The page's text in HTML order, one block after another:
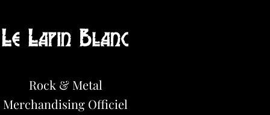
Le Lapin Blanc
Rock & Metal
Merchandising Officiel